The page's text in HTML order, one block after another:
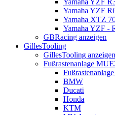
Yamaha YZF
Yamaha YZF
Yamaha XTZ
Yamaha YZF -
GBRacing anzeigen
GillesTooling
GillesTooling anzeigen
Fußrastenanlage
BMW
Ducati
Honda
KTM